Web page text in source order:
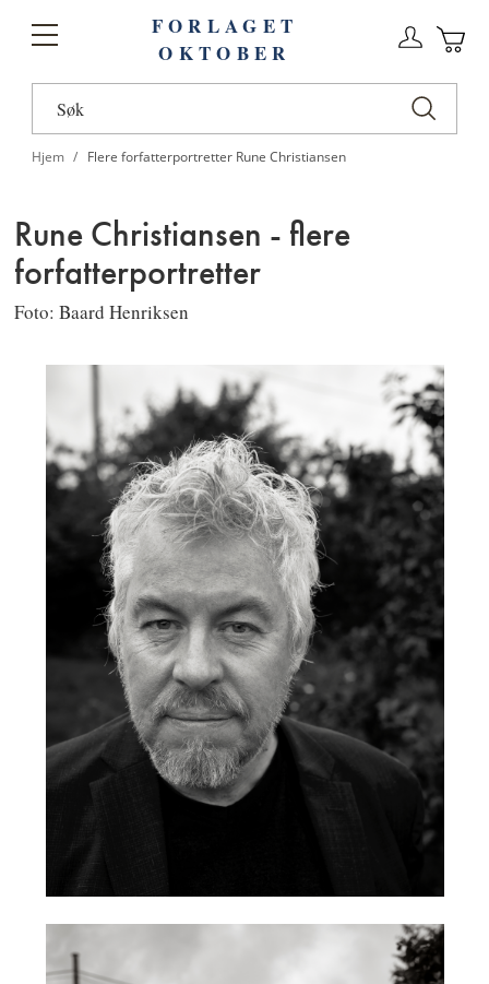
Toggle
FORLAGET
OKTOBER
Hjem Flere forfatterportretter Rune Christiansen
Rune Christiansen - flere
forfatterportretter
Foto: Baard Henriksen